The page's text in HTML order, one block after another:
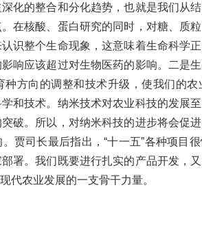
化的整合和分化趋势，也就是我们从
在核酸、蛋白研究的同时，对糖、质
识整个生命现象，这意味着生命科学
响应该超过对生物医药的影响。二是
方向的调整和技术升级，使我们的
和技术。纳米技术对农业科技的发展
破。所以，对纳米科技的进步将会促
贾司长最后指出，“十一五”各种项目
署。我们既要进行扎实的产品开发，
代农业发展的一支骨干力量。